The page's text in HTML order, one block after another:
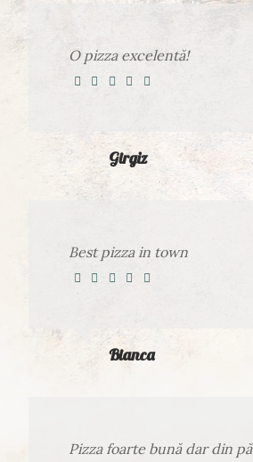
O pizza excelentă!
Girgiz
Best pizza in town
Bianca
Pizza foarte bună dar din